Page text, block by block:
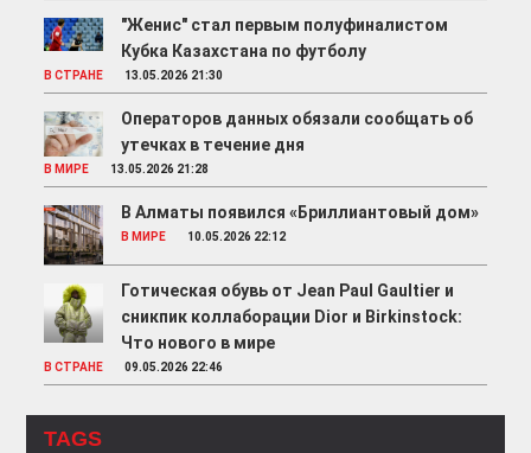
"Женис" стал первым полуфиналистом
Кубка Казахстана по футболу
В СТРАНЕ 13.05.2026 21:30
Операторов данных обязали сообщать об
утечках в течение дня
В МИРЕ 13.05.2026 21:28
В Алматы появился «Бриллиантовый дом»
В МИРЕ 10.05.2026 22:12
Готическая обувь от Jean Paul Gaultier и
сникпик коллаборации Dior и Birkinstock:
Что нового в мире
В СТРАНЕ 09.05.2026 22:46
TAGS